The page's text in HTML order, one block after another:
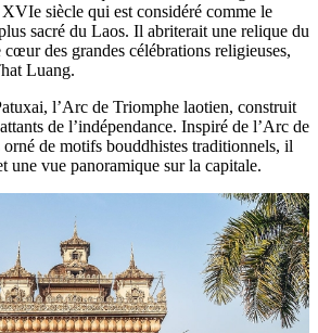
faire à Vientiane? N'oubliez pas de visiter
emblématique - Pha That Luang. C'est
siècle qui est considéré comme le